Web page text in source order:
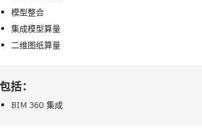
模型整合
集成模型算量
二维图纸算量
包括：
BIM 360 集成